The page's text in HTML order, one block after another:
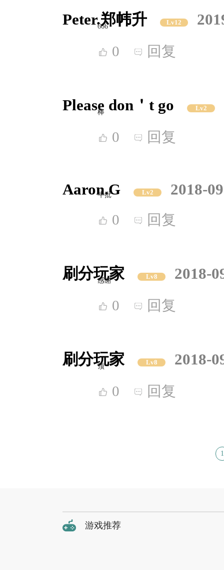
Peter.郑帏升 Lv12
666
0 回复
Please don＇t go Lv2
棒
0 回复
Aaron.G Lv2 2018-
牛批
0 回复
刷分玩家 Lv8 2018-
感谢
0 回复
刷分玩家 Lv8 2018-
顶
0 回复
1
游戏推荐